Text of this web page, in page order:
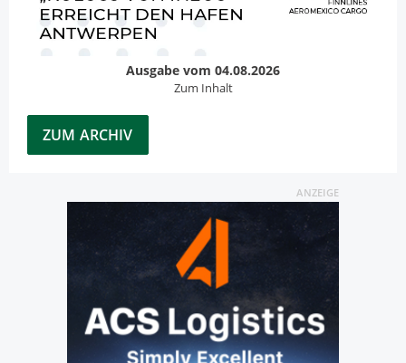
Ausgabe vom 04.08.2026
Zum Inhalt
ZUM ARCHIV
ANZEIGE